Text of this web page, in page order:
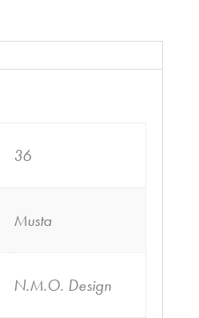
36
Musta
N.M.O. Design